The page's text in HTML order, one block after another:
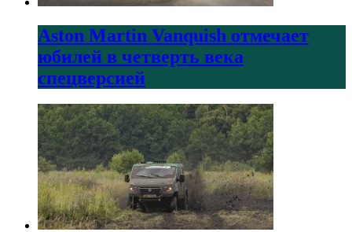
Aston Martin Vanquish отмечает
юбилей в четверть века
спецверсией